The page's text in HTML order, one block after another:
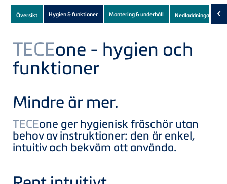
Subnavigation
of
current
Product
Översikt Hygien & funktioner Montering & underhåll Nedladdningar (10)
‹
TECEone - hygien och
funktioner
Mindre är mer.
TECEone ger hygienisk fräschör utan
behov av instruktioner: den är enkel,
intuitiv och bekväm att använda.